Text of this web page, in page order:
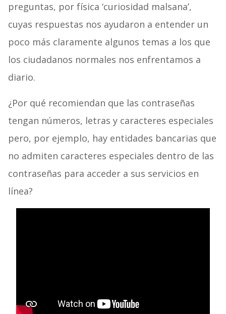
preguntas, por física ‘curiosidad malsana’,
cuyas respuestas nos ayudaron a entender un
poco más claramente algunos temas a los que
los ciudadanos normales nos enfrentamos a
diario.
¿Por qué recomiendan que las contraseñas
tengan números, letras y caracteres especiales
pero, por ejemplo, hay entidades bancarias que
no admiten caracteres especiales dentro de las
contraseñas para acceder a sus servicios en
línea?